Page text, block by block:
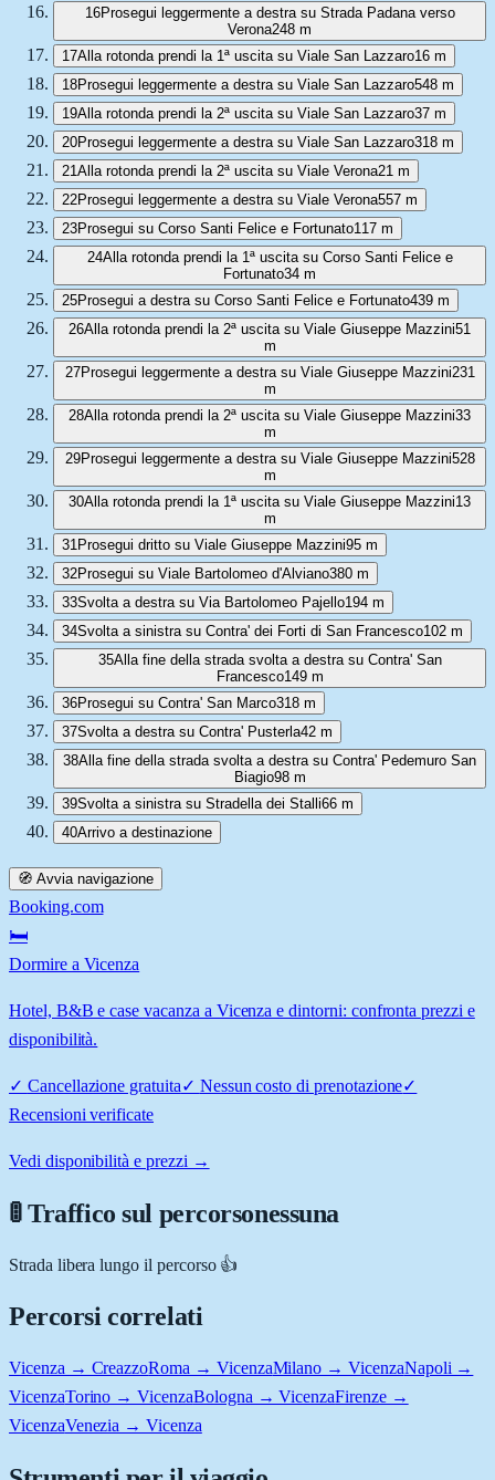
16Prosegui leggermente a destra su Strada Padana verso
Verona248 m
17Alla rotonda prendi la 1ª uscita su Viale San Lazzaro16 m
18Prosegui leggermente a destra su Viale San Lazzaro548 m
19Alla rotonda prendi la 2ª uscita su Viale San Lazzaro37 m
20Prosegui leggermente a destra su Viale San Lazzaro318 m
21Alla rotonda prendi la 2ª uscita su Viale Verona21 m
22Prosegui leggermente a destra su Viale Verona557 m
23Prosegui su Corso Santi Felice e Fortunato117 m
24Alla rotonda prendi la 1ª uscita su Corso Santi Felice e
Fortunato34 m
25Prosegui a destra su Corso Santi Felice e Fortunato439 m
26Alla rotonda prendi la 2ª uscita su Viale Giuseppe Mazzini51
m
27Prosegui leggermente a destra su Viale Giuseppe Mazzini231
m
28Alla rotonda prendi la 2ª uscita su Viale Giuseppe Mazzini33
m
29Prosegui leggermente a destra su Viale Giuseppe Mazzini528
m
30Alla rotonda prendi la 1ª uscita su Viale Giuseppe Mazzini13
m
31 Prosegui dritto su Viale Giuseppe Mazzini95 m
32Prosegui su Viale Bartolomeo d'Alviano380 m
33Svolta a destra su Via Bartolomeo Pajello194 m
34Svolta a sinistra su Contra' dei Forti di San Francesco102 m
35Alla fine della strada svolta a destra su Contra' San
Francesco149 m
36Prosegui su Contra' San Marco318 m
37Svolta a destra su Contra' Pusterla42 m
38Alla fine della strada svolta a destra su Contra' Pedemuro San
Biagio98 m
39Svolta a sinistra su Stradella dei Stalli66 m
40Arrivo a destinazione
🧭 Avvia navigazione
Booking.com
🛏️
Dormire a Vicenza
Hotel, B&B e case vacanza a Vicenza e dintorni: confronta prezzi e
disponibilità.
✓ Cancellazione gratuita✓ Nessun costo di prenotazione✓
Recensioni verificate
Vedi disponibilità e prezzi →
🚦 Traffico sul percorsonessuna
Strada libera lungo il percorso 👍
Percorsi correlati
Vicenza → CreazzoRoma → VicenzaMilano → VicenzaNapoli →
VicenzaTorino → VicenzaBologna → VicenzaFirenze →
VicenzaVenezia → Vicenza